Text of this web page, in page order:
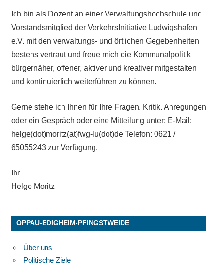
Ich bin als Dozent an einer Verwaltungshochschule und
Vorstandsmitglied der VerkehrsInitiative Ludwigshafen
e.V. mit den verwaltungs- und örtlichen Gegebenheiten
bestens vertraut und freue mich die Kommunalpolitik
bürgernäher, offener, aktiver und kreativer mitgestalten
und kontinuierlich weiterführen zu können.
Gerne stehe ich Ihnen für Ihre Fragen, Kritik, Anregungen
oder ein Gespräch oder eine Mitteilung unter: E-Mail:
helge(dot)moritz(at)fwg-lu(dot)de Telefon: 0621 /
65055243 zur Verfügung.
Ihr
Helge Moritz
OPPAU-EDIGHEIM-PFINGSTWEIDE
Über uns
Politische Ziele